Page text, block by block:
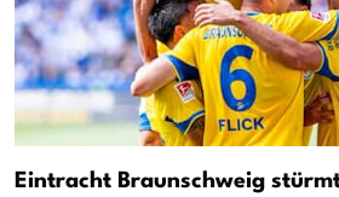
Eintracht Braunschweig